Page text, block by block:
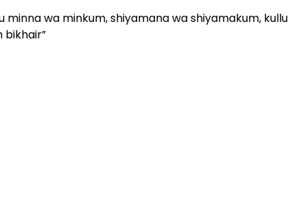
minna wa minkum, shiyamana wa shiyamakum, kullu
bikhair”